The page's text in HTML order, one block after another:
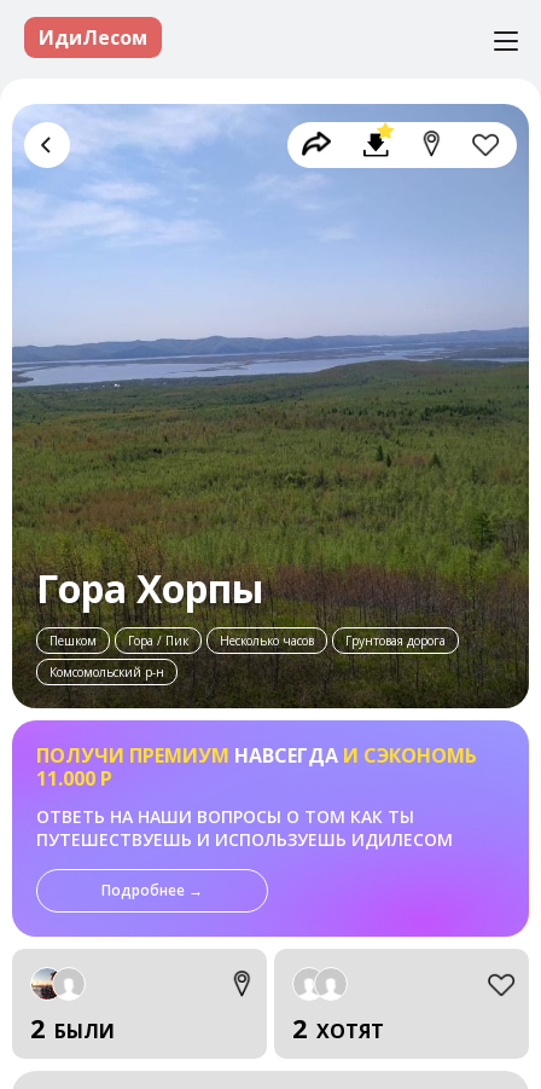
ИдиЛесом
Гора Хорпы
Пешком Гора / Пик Несколько часов
Грунтовая дорога
Комсомольский р-н
ПОЛУЧИ ПРЕМИУМ НАВСЕГДА И СЭКОНОМЬ
11.000 Р
ОТВЕТЬ НА НАШИ ВОПРОСЫ О ТОМ КАК ТЫ
ПУТЕШЕСТВУЕШЬ И ИСПОЛЬЗУЕШЬ ИДИЛЕСОМ
Подробнее →
2 БЫЛИ 2 ХОТЯТ